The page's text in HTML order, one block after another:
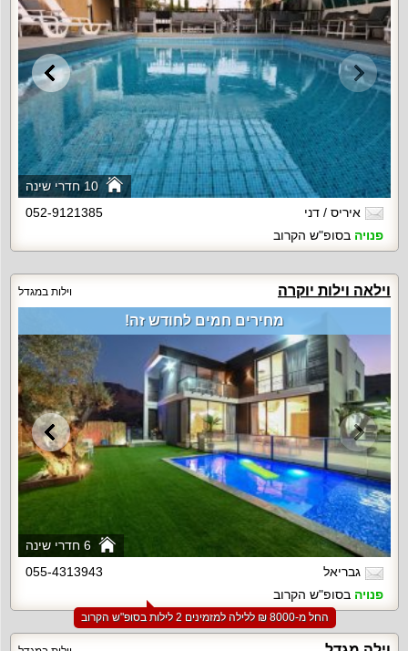
10 חדרי שינה
איריס / דני
052-9121385
פנויה בסופ"ש הקרוב
וילאה וילות יוקרה וילות במגדל
6 חדרי שינה
מחירים חמים לחודש זה!
גבריאל
055-4313943
פנויה בסופ"ש הקרוב
החל מ-‏8000 ₪ ללילה למזמינים 2 לילות בסופ"ש הקרוב